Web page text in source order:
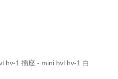
hv-1 插座 - mini hvl hv-1 白